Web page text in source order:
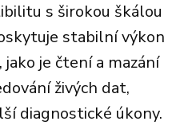
s širokou škálou
stabilní výkon
je čtení a mazání
živých dat,
diagnostické úkony.